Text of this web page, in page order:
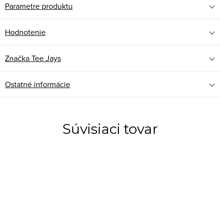
Parametre produktu
Hodnotenie
ZnačkaTee Jays
Ostatné informácie
Súvisiaci tovar